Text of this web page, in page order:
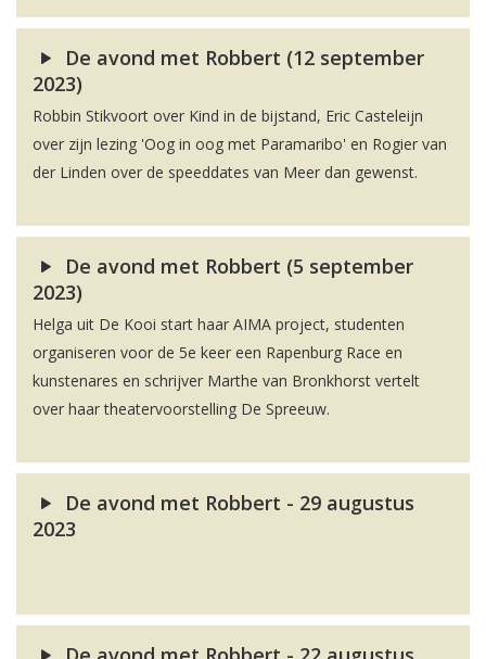
De avond met Robbert (12 september
2023)
Robbin Stikvoort over Kind in de bijstand, Eric Casteleijn
over zijn lezing 'Oog in oog met Paramaribo' en Rogier van
der Linden over de speeddates van Meer dan gewenst.
De avond met Robbert (5 september
2023)
Helga uit De Kooi start haar AIMA project, studenten
organiseren voor de 5e keer een Rapenburg Race en
kunstenares en schrijver Marthe van Bronkhorst vertelt
over haar theatervoorstelling De Spreeuw.
De avond met Robbert - 29 augustus
2023